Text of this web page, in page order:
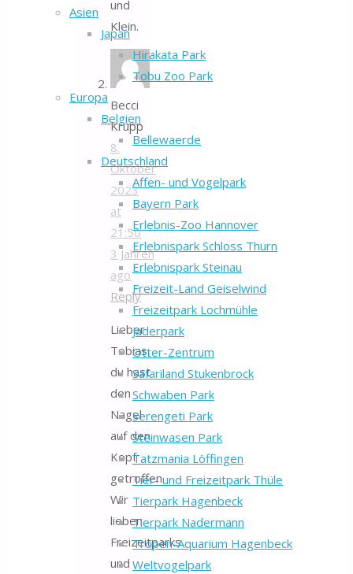
Asien
Japan
Hirakata Park
Tobu Zoo Park
Europa
Belgien
Bellewaerde
Deutschland
Affen- und Vogelpark
Bayern Park
Erlebnis-Zoo Hannover
Erlebnispark Schloss Thurn
Erlebnispark Steinau
Freizeit-Land Geiselwind
Freizeitpark Lochmühle
Jaderpark
Otter-Zentrum
Safariland Stukenbrock
Schwaben Park
Serengeti Park
Steinwasen Park
Tatzmania Löffingen
Tier- und Freizeitpark Thüle
Tierpark Hagenbeck
Tierpark Nadermann
Tropen-Aquarium Hagenbeck
Weltvogelpark
und
Klein.
Becci
Krupp
8.
Oktober
2023
at
21:50
3 Jahren
ago
Reply
Lieber
Tobias,
du hast
den
Nagel
auf den
Kopf
getroffen.
Wir
lieben
Freizeitparks
und